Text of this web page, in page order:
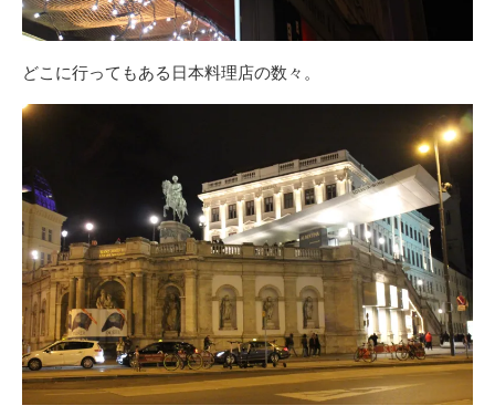
どこに行ってもある日本料理店の数々。